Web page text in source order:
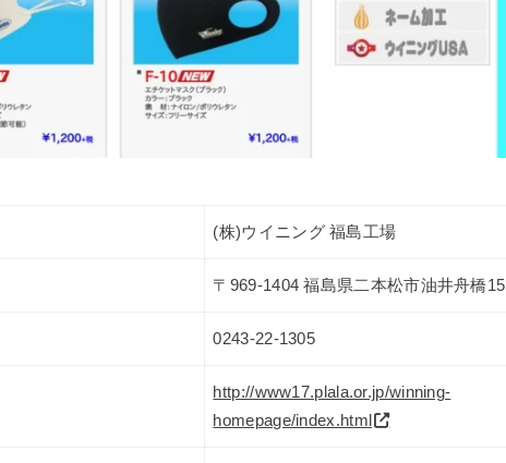
(株)ウイニング 福島工場
〒969-1404 福島県二本松市油井舟橋15
0243-22-1305
http://www17.plala.or.jp/winning-
homepage/index.html